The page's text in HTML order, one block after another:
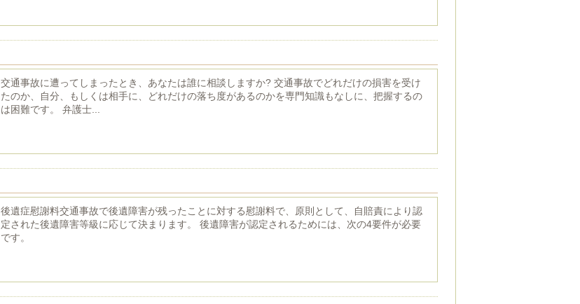
交通事故に遭ってしまったとき、あなたは誰に相談しますか? 交通事故でどれだけの損害を受け
たのか、自分、もしくは相手に、どれだけの落ち度があるのかを専門知識もなしに、把握するの
は困難です。 弁護士...
後遺症慰謝料交通事故で後遺障害が残ったことに対する慰謝料で、原則として、自賠責により認
定された後遺障害等級に応じて決まります。 後遺障害が認定されるためには、次の4要件が必要
です。